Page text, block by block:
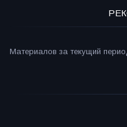
Материалов за текущий